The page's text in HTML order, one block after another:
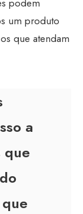
podem
um produto
que atendam
a
que